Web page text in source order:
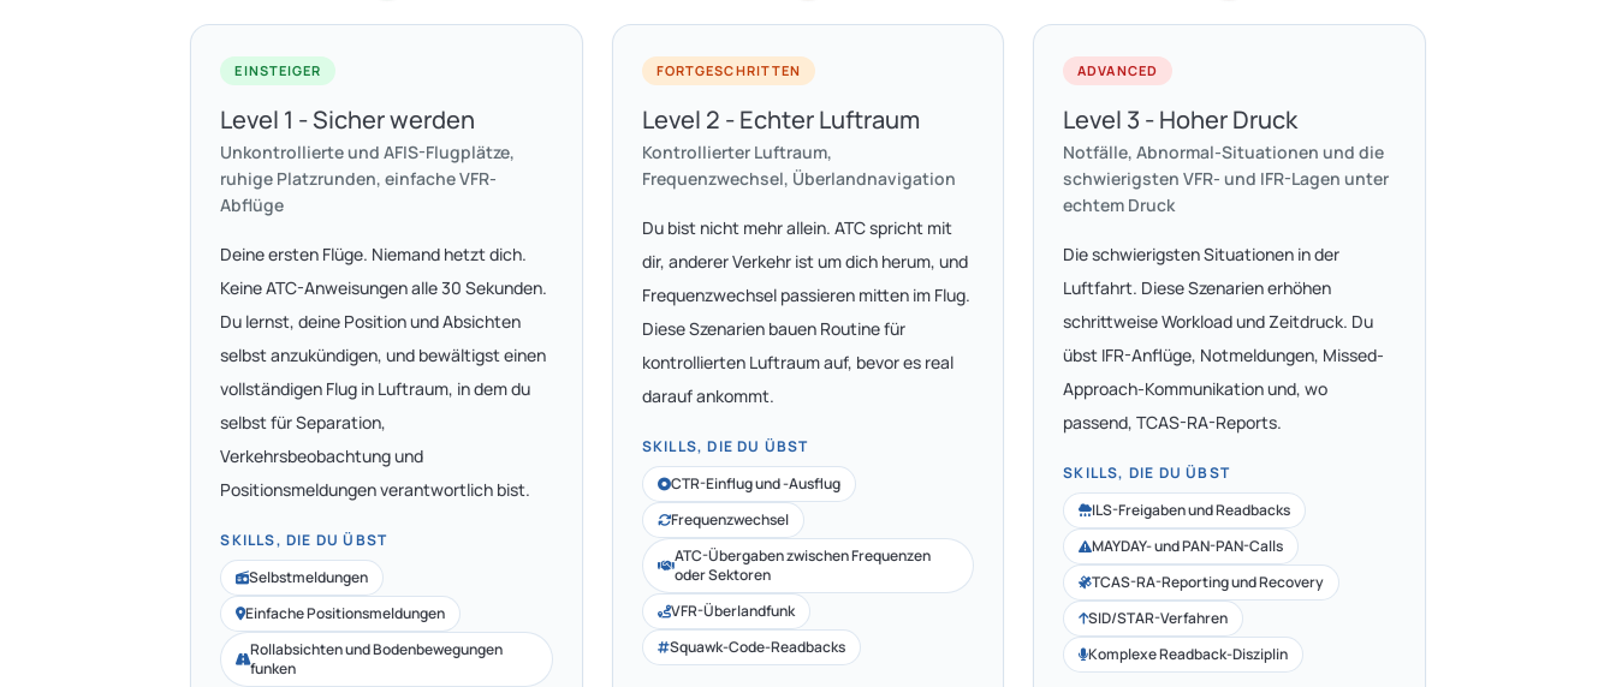
EINSTEIGER
Level 1 - Sicher werden
Unkontrollierte und AFIS-Flugplätze,
ruhige Platzrunden, einfache VFR-
Abflüge
Deine ersten Flüge. Niemand hetzt dich.
Keine ATC-Anweisungen alle 30 Sekunden.
Du lernst, deine Position und Absichten
selbst anzukündigen, und bewältigst einen
vollständigen Flug in Luftraum, in dem du
selbst für Separation,
Verkehrsbeobachtung und
Positionsmeldungen verantwortlich bist.
SKILLS, DIE DU ÜBST
Selbstmeldungen
Einfache Positionsmeldungen
Rollabsichten und Bodenbewegungen
funken
FORTGESCHRITTEN
Level 2 - Echter Luftraum
Kontrollierter Luftraum,
Frequenzwechsel, Überlandnavigation
Du bist nicht mehr allein. ATC spricht mit
dir, anderer Verkehr ist um dich herum, und
Frequenzwechsel passieren mitten im Flug.
Diese Szenarien bauen Routine für
kontrollierten Luftraum auf, bevor es real
darauf ankommt.
SKILLS, DIE DU ÜBST
CTR-Einflug und -Ausflug
Frequenzwechsel
ATC-Übergaben zwischen Frequenzen
oder Sektoren
VFR-Überlandfunk
Squawk-Code-Readbacks
ADVANCED
Level 3 - Hoher Druck
Notfälle, Abnormal-Situationen und die
schwierigsten VFR- und IFR-Lagen unter
echtem Druck
Die schwierigsten Situationen in der
Luftfahrt. Diese Szenarien erhöhen
schrittweise Workload und Zeitdruck. Du
übst IFR-Anflüge, Notmeldungen, Missed-
Approach-Kommunikation und, wo
passend, TCAS-RA-Reports.
SKILLS, DIE DU ÜBST
ILS-Freigaben und Readbacks
MAYDAY- und PAN-PAN-Calls
TCAS-RA-Reporting und Recovery
SID/STAR-Verfahren
Komplexe Readback-Disziplin